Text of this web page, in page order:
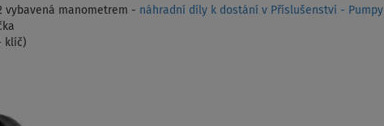
vybavená manometrem - náhradní díly k dostání v Příslušenství - Pumpy
klíč)